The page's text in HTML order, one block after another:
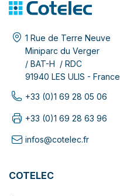
1 Rue de Terre Neuve
Miniparc du Verger
/ BAT-H / RDC
91940 LES ULIS - France
+33 (0)1 69 28 05 06
+33 (0)1 69 28 63 96
infos@cotelec.fr
COTELEC